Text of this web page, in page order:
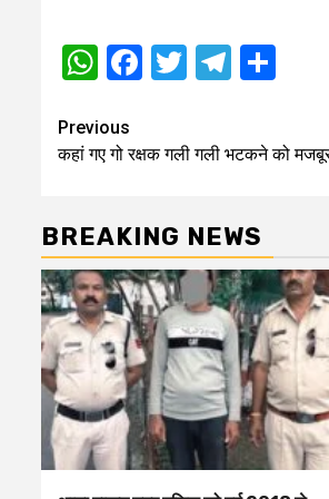
WhatsApp
Facebook
Twitter
Post
navigation
Previous
कहां गए गो रक्षक गली गली भटकने को
BREAKING NEWS